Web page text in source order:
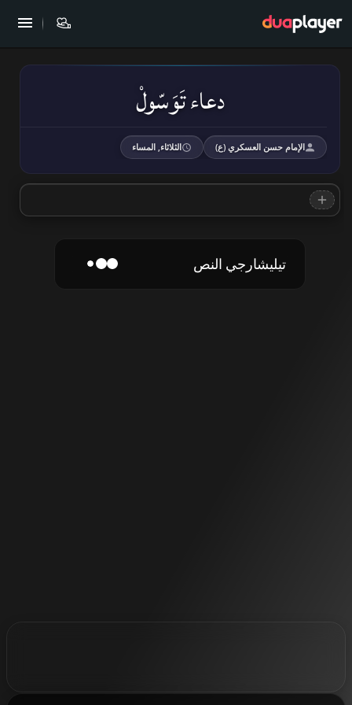
دعاء تَوَسّولْ
الإمام حسن العسكري (ع) الثلاثاء, المساء
تيليشارجي النص